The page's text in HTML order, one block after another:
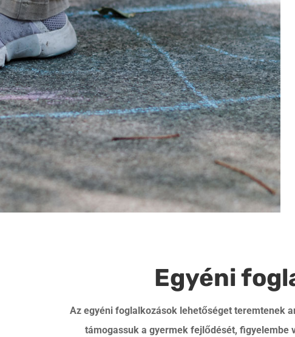
Egyéni
Az egyéni foglalkozások lehetőséget teremtenek
támogassuk a gyermek fejlődését, figyelembe